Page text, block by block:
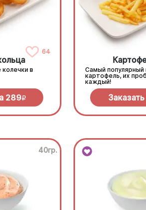
64
в
289R
Самый популярный
картофель, их
каждый!
40гр.